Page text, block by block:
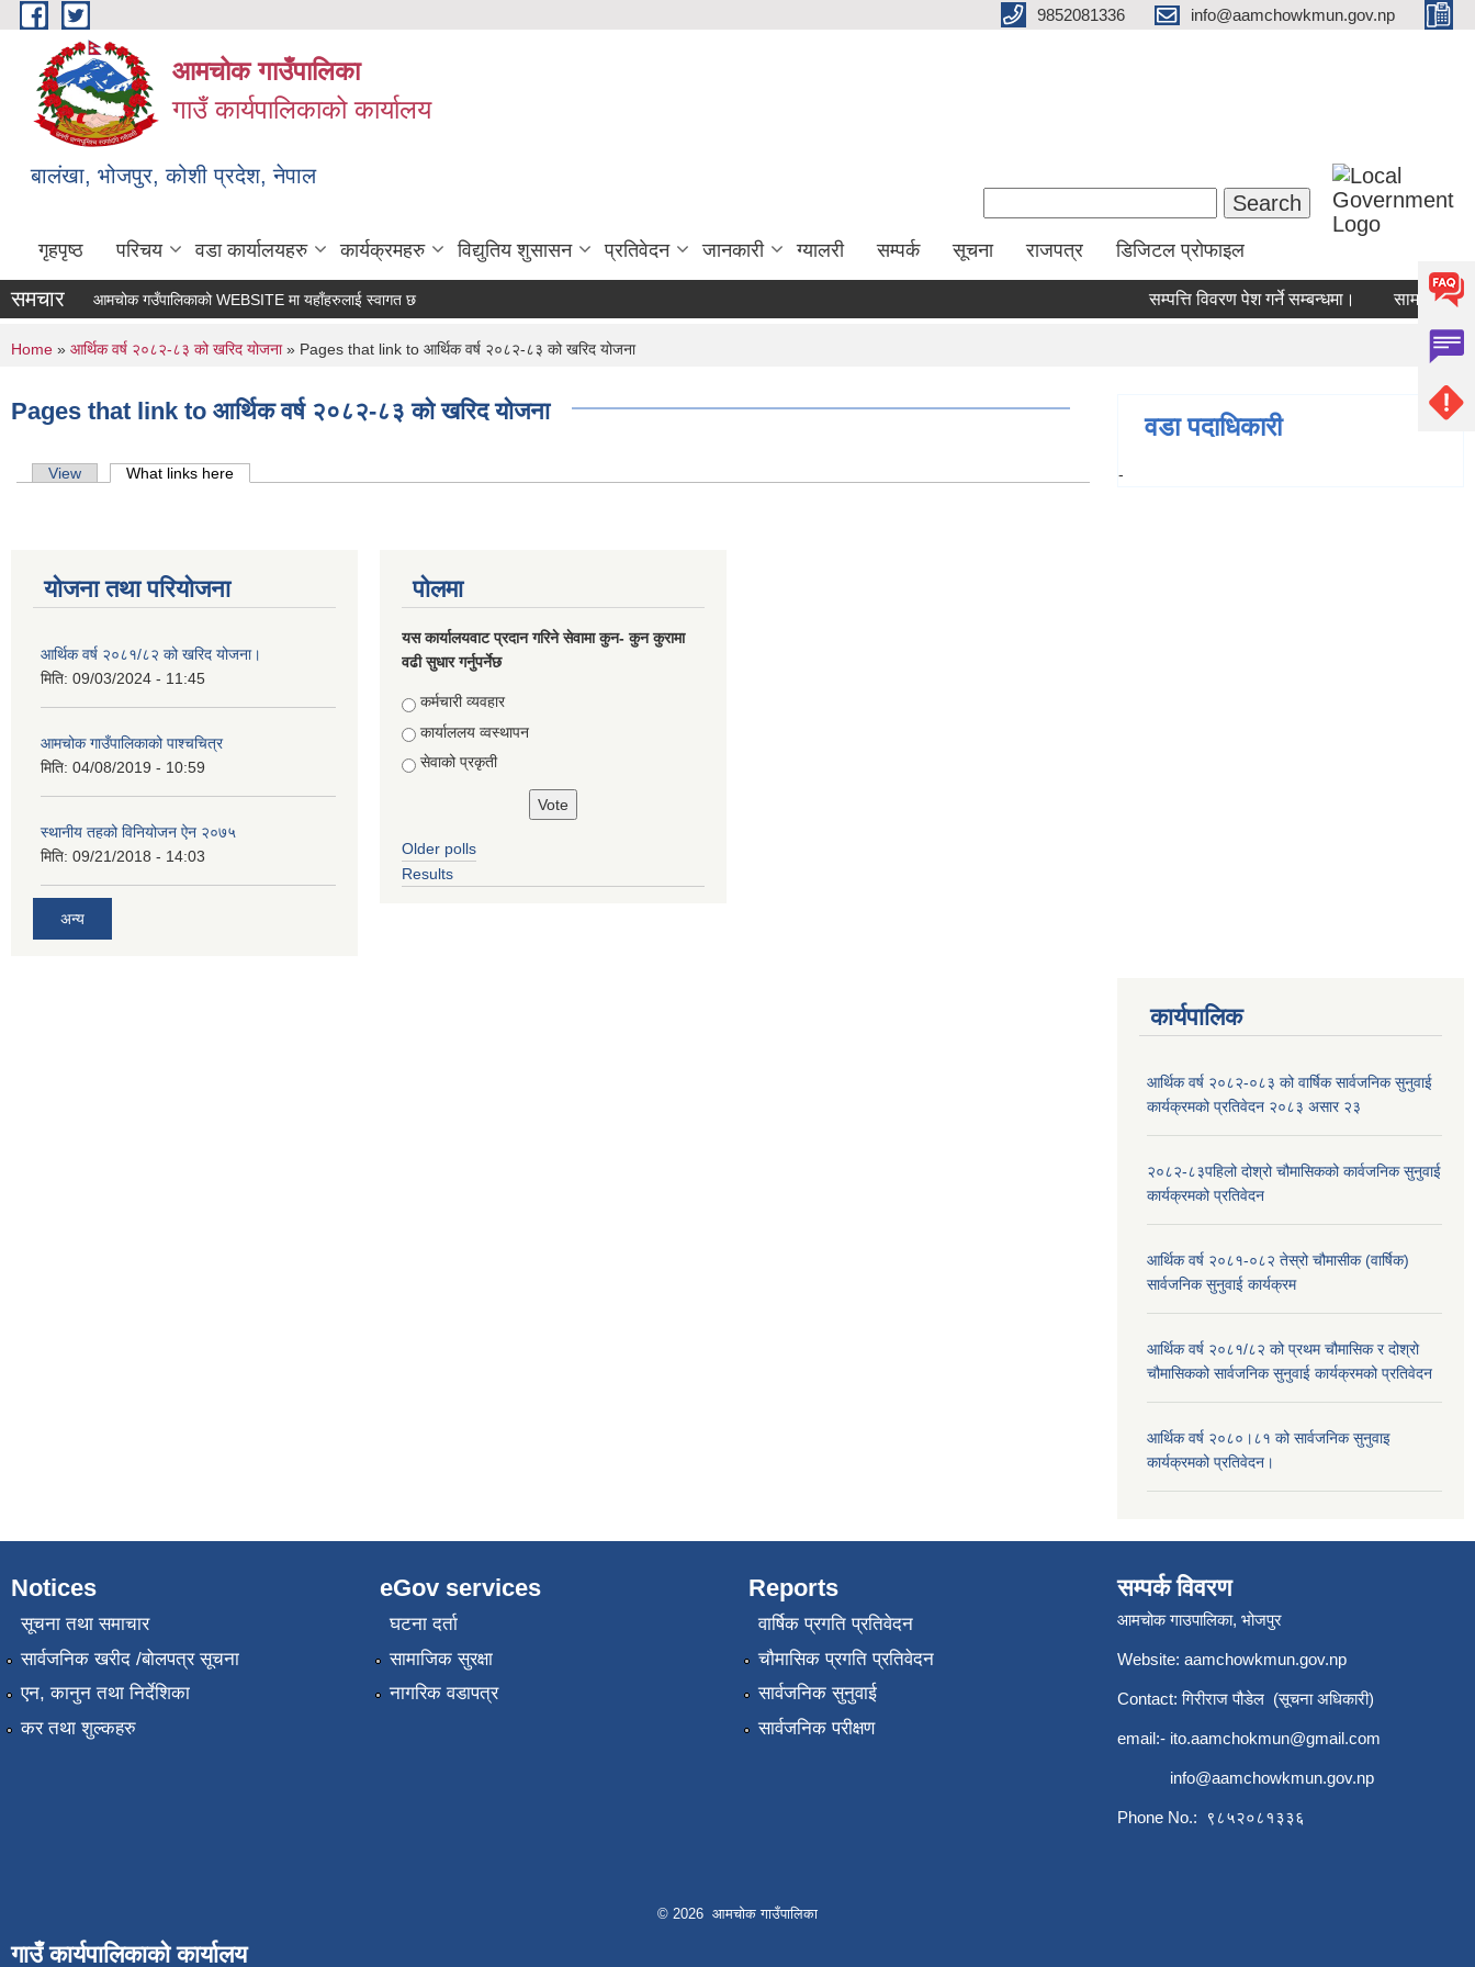
Skip to main content 9852081336 info@aamchowkmun.gov.np
आमचोक गाउँपालिका
गाउँ कार्यपालिकाको कार्यालय
बालंखा, भोजपुर, कोशी प्रदेश, नेपाल
गृहपृष्ठ परिचय वडा कार्यालयहरु कार्यक्रमहरु विद्युतिय शुसासन प्रतिवेदन जानकारी ग्यालरी सम्पर्क सूचना राजपत्र डिजिटल प्रोफाइल
आमचोक गउँपालिकाको WEBSITE मा यहाँहरुलाई स्वागत छ ।
समचार सम्पत्ति विवरण पेश गर्ने सम्बन्धमा। सामाजिक
You are here
Home » आर्थिक वर्ष २०८२-८३ को खरिद योजना» Pages that link to आर्थिक वर्ष २०८२-८३ को खरिद योजना
Pages that link to आर्थिक वर्ष २०८२-८३ को खरिद योजना
Primary tabs
View What links here
वडा पदाधिकारी
-
योजना तथा परियोजना
आर्थिक वर्ष २०८१/८२ को खरिद योजना।
मिति: 09/03/2024 - 11:45
आमचोक गाउँपालिकाको पाश्चचित्र
मिति: 04/08/2019 - 10:59
स्थानीय तहको विनियोजन ऐन २०७५
मिति: 09/21/2018 - 14:03
अन्य
पोलमा
यस कार्यालयवाट प्रदान गरिने सेवामा कुन- कुन कुरामा
वढी सुधार गर्नुपर्नेछ
Choices
कर्मचारी व्यवहार
कार्याललय व्वस्थापन
सेवाको प्रकृती
Older polls
Results
कार्यपालिक
आर्थिक वर्ष २०८२-०८३ को वार्षिक सार्वजनिक सुनुवाई
कार्यक्रमको प्रतिवेदन २०८३ असार २३
२०८२-८३पहिलो दोश्रो चौमासिकको कार्वजनिक सुनुवाई
कार्यक्रमको प्रतिवेदन
आर्थिक वर्ष २०८१-०८२ तेस्रो चौमासीक (वार्षिक)
सार्वजनिक सुनुवाई कार्यक्रम
आर्थिक वर्ष २०८१/८२ को प्रथम चौमासिक र दोश्रो
चौमासिकको सार्वजनिक सुनुवाई कार्यक्रमको प्रतिवेदन
आर्थिक वर्ष २०८०।८१ को सार्वजनिक सुनुवाइ
कार्यक्रमको प्रतिवेदन।
Notices
सूचना तथा समाचार
सार्वजनिक खरीद /बोलपत्र सूचना
एन, कानुन तथा निर्देशिका
कर तथा शुल्कहरु
eGov services
घटना दर्ता
सामाजिक सुरक्षा
नागरिक वडापत्र
Reports
वार्षिक प्रगति प्रतिवेदन
चौमासिक प्रगति प्रतिवेदन
सार्वजनिक सुनुवाई
सार्वजनिक परीक्षण
सम्पर्क विवरण
आमचोक गाउपालिका, भोजपुर
Website: aamchowkmun.gov.np
Contact: गिरीराज पौडेल (सूचना अधिकारी)
email:- ito.aamchokmun@gmail.com
info@aamchowkmun.gov.np
Phone No.: ९८५२०८१३३६
© 2026 आमचोक गाउँपालिका
गाउँ कार्यपालिकाको कार्यालय